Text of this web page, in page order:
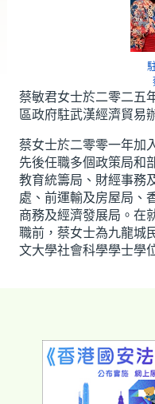
蔡敏君女士於二零二五
區政府駐武漢經濟貿易
蔡女士於二零零一年加
先後任職多個政策局和
教育統籌局、財經事務
處、前運輸及房屋局、
商務及經濟發展局。在
職前，蔡女士為九龍城
文大學社會科學學士學